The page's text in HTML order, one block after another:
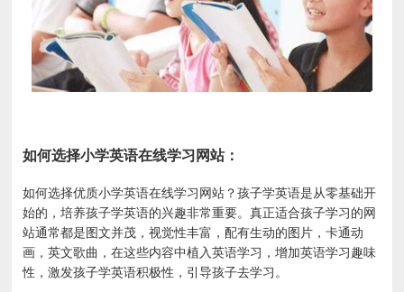
如何选择小学英语在线学习网站：
如何选择优质小学英语在线学习网站？孩子学英语是从零基础开
始的，培养孩子学英语的兴趣非常重要。真正适合孩子学习的网
站通常都是图文并茂，视觉性丰富，配有生动的图片，卡通动
画，英文歌曲，在这些内容中植入英语学习，增加英语学习趣味
性，激发孩子学英语积极性，引导孩子去学习。